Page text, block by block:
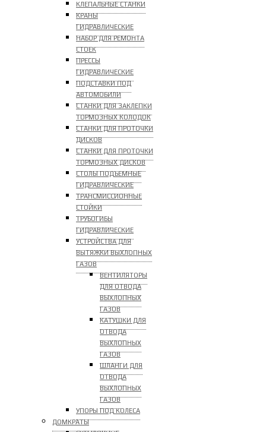
КЛЕПАЛЬНЫЕ СТАНКИ
КРАНЫ
ГИДРАВЛИЧЕСКИЕ
НАБОР ДЛЯ РЕМОНТА
СТОЕК
ПРЕССЫ
ГИДРАВЛИЧЕСКИЕ
ПОДСТАВКИ ПОД
АВТОМОБИЛИ
СТАНКИ ДЛЯ ЗАКЛЕПКИ
ТОРМОЗНЫХ КОЛОДОК
СТАНКИ ДЛЯ ПРОТОЧКИ
ДИСКОВ
СТАНКИ ДЛЯ ПРОТОЧКИ
ТОРМОЗНЫХ ДИСКОВ
СТОЛЫ ПОДЪЕМНЫЕ
ГИДРАВЛИЧЕСКИЕ
ТРАНСМИССИОННЫЕ
СТОЙКИ
ТРУБОГИБЫ
ГИДРАВЛИЧЕСКИЕ
УСТРОЙСТВА ДЛЯ
ВЫТЯЖКИ ВЫХЛОПНЫХ
ГАЗОВ
ВЕНТИЛЯТОРЫ
ДЛЯ ОТВОДА
ВЫХЛОПНЫХ
ГАЗОВ
КАТУШКИ ДЛЯ
ОТВОДА
ВЫХЛОПНЫХ
ГАЗОВ
ШЛАНГИ ДЛЯ
ОТВОДА
ВЫХЛОПНЫХ
ГАЗОВ
УПОРЫ ПОД КОЛЕСА
ДОМКРАТЫ